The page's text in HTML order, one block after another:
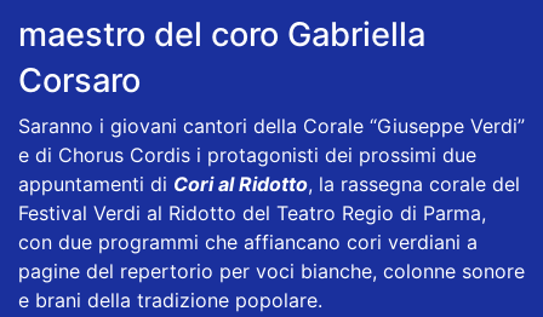
maestro del coro Gabriella
Corsaro
Saranno i giovani cantori della Corale “Giuseppe Verdi”
e di Chorus Cordis i protagonisti dei prossimi due
appuntamenti di Cori al Ridotto, la rassegna corale del
Festival Verdi al Ridotto del Teatro Regio di Parma,
con due programmi che affiancano cori verdiani a
pagine del repertorio per voci bianche, colonne sonore
e brani della tradizione popolare.